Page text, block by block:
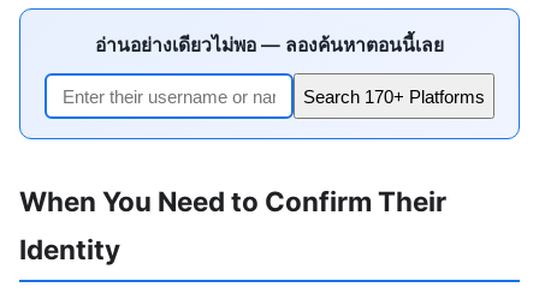
อ่านอย่างเดียวไม่พอ — ลองค้นหาตอนนี้เลย
Search 170+ Platforms
When You Need to Confirm Their
Identity